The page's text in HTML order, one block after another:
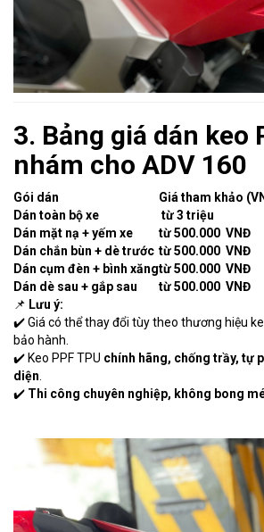
3. Bảng giá dán keo
nhám cho ADV 160
Gói dán Giá tham khảo
Dán toàn bộ xe
từ 3 triệu
Dán mặt nạ + yếm xe
từ 500.000 VNĐ
Dán chắn bùn + dè trước từ 500.000 VNĐ
Dán cụm đèn + bình xăngtừ 500.000 VNĐ
Dán dè sau + gắp sau
từ 500.000 VNĐ
📌 Lưu ý:
✔️ Giá có thể thay đổi tùy theo thương hiệu
bảo hành.
✔️ Keo PPF TPU chính hãng, chống trầy, tự
diện.
✔️ Thi công chuyên nghiệp, không bong